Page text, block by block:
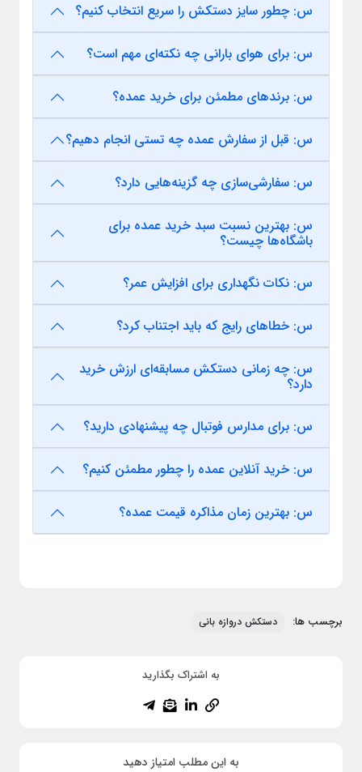
س: چطور سایز دستکش را سریع انتخاب کنیم؟
س: برای هوای بارانی چه نکته‌ای مهم است؟
س: برندهای مطمئن برای خرید عمده؟
س: قبل از سفارش عمده چه تستی انجام دهیم؟
س: سفارشی‌سازی چه گزینه‌هایی دارد؟
س: بهترین نسبت سبد خرید عمده برای
باشگاه‌ها چیست؟
س: نکات نگهداری برای افزایش عمر؟
س: خطاهای رایج که باید اجتناب کرد؟
س: چه زمانی دستکش مسابقه‌ای ارزش خرید
دارد؟
س: برای مدارس فوتبال چه پیشنهادی دارید؟
س: خرید آنلاین عمده را چطور مطمئن کنیم؟
س: بهترین زمان مذاکره قیمت عمده؟
برچسب ها: دستکش دروازه بانی
به اشتراک بگذارید
به این مطلب امتیاز دهید